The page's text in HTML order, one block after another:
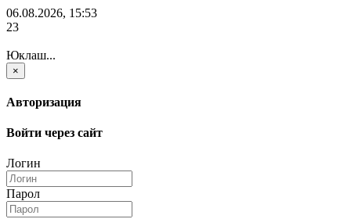
06.08.2026, 15:53
23
Юклаш...
×
Авторизация
Войти через сайт
Логин
Парол